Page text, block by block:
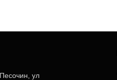
Песочин, ул